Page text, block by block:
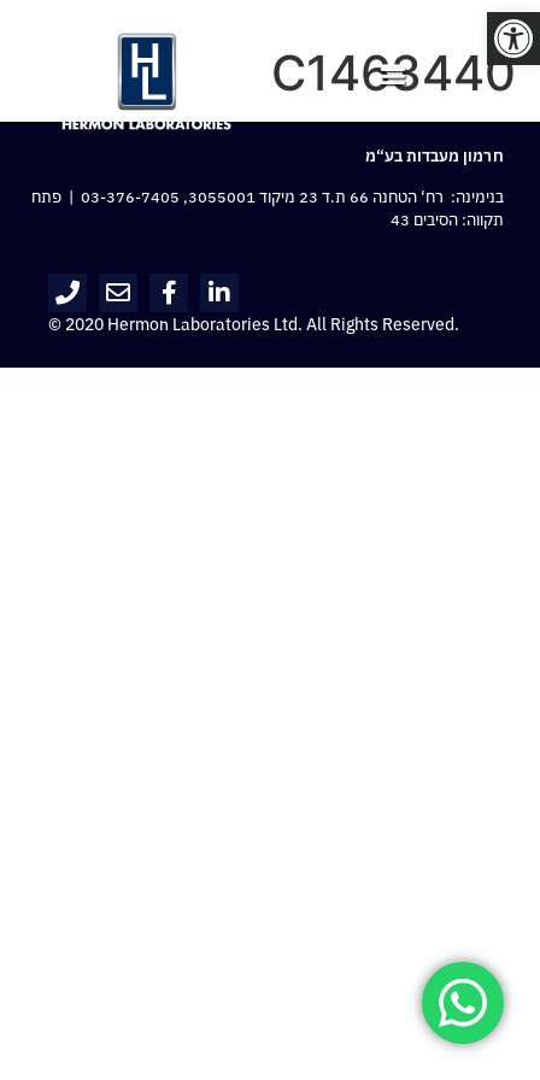
פתח סרגל נגישות
C1463440
חרמון מעבדות בע“מ
בנימינה: רח‘ הטחנה 66 ת.ד 23 מיקוד 3055001,
03-376-7405 | פתח
תקווה: הסיבים 43
© 2020 Hermon Laboratories Ltd. All Rights Reserved.